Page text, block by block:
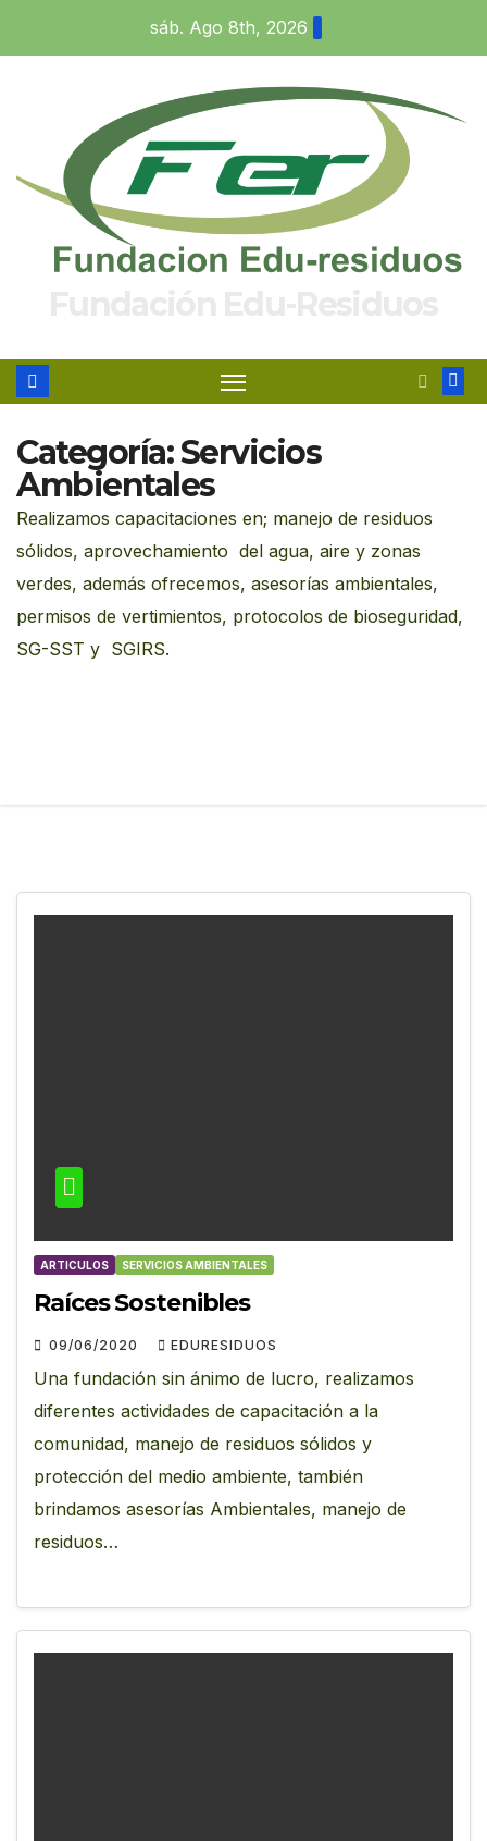
sáb. Ago 8th, 2026
Categoría:Servicios
Ambientales
Realizamos capacitaciones en; manejo de residuos
sólidos, aprovechamiento del agua, aire y zonas
verdes, además ofrecemos, asesorías ambientales,
permisos de vertimientos, protocolos de bioseguridad,
SG-SST y SGIRS.
ARTICULOS SERVICIOS AMBIENTALES
Raíces Sostenibles
09/06/2020 EDURESIDUOS
Una fundación sin ánimo de lucro, realizamos
diferentes actividades de capacitación a la
comunidad, manejo de residuos sólidos y
protección del medio ambiente, también
brindamos asesorías Ambientales, manejo de
residuos…